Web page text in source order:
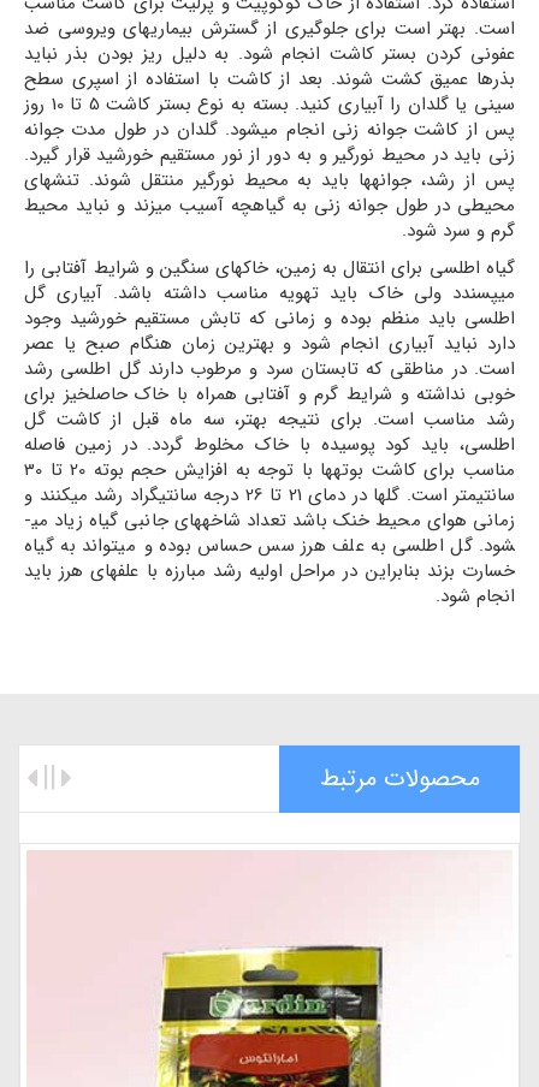
است. بهتر است برای جلوگیری از گسترش بیماری­های ویروسی ضد
عفونی کردن بستر کاشت انجام شود. به دلیل ریز بودن بذر نباید
بذرها عمیق کشت شوند. بعد از کاشت با استفاده از اسپری سطح
سینی یا گلدان را آبیاری کنید. بسته به نوع بستر کاشت 5 تا 10 روز
پس از کاشت جوانه زنی انجام می­شود. گلدان در طول مدت جوانه
زنی باید در محیط نورگیر و به دور از نور مستقیم خورشید قرار گیرد.
پس از رشد، جوانه­ها باید به محیط نورگیر منتقل شوند. تنش­های
محیطی در طول جوانه زنی به گیاهچه آسیب می­زند و نباید محیط
گرم و سرد شود.
گیاه اطلسی برای انتقال به زمین، خاکهای سنگین و شرایط آفتابی را
می­پسندد ولی خاک باید تهویه مناسب داشته باشد. آبیاری گل
اطلسی باید منظم بوده و زمانی که تابش مستقیم خورشید وجود
دارد نباید آبیاری انجام شود و بهترین زمان هنگام صبح یا عصر
است. در مناطقی که تابستان سرد و مرطوب دارند گل اطلسی رشد
خوبی نداشته و شرایط گرم و آفتابی همراه با خاک حاصلخیز برای
رشد مناسب است. برای نتیجه بهتر، سه ماه قبل از کاشت گل
اطلسی، باید کود پوسیده با خاک مخلوط گردد. در زمین فاصله
مناسب برای کاشت بوته­ها با توجه به افزایش حجم بوته 20 تا 30
سانتی­متر است. گلها در دمای 21 تا 26 درجه سانتی­گراد رشد می­کنند و
زمانی هوای محیط خنک باشد تعداد شاخه­های جانبی گیاه زیاد می­
شود. گل اطلسی به علف هرز سس حساس بوده و می­تواند به گیاه
خسارت بزند بنابراین در مراحل اولیه رشد مبارزه با علفهای هرز باید
انجام شود.
محصولات مرتبط